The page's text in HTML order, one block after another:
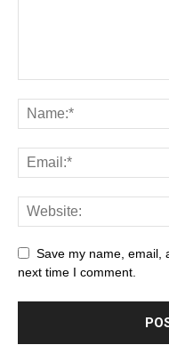
Save my name, email,
next time I comment.